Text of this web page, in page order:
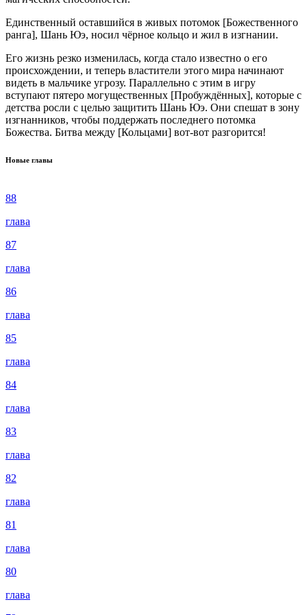
Единственный оставшийся в живых потомок [Божественного
ранга], Шань Юэ, носил чёрное кольцо и жил в изгнании.
Его жизнь резко изменилась, когда стало известно о его
происхождении, и теперь властители этого мира начинают
видеть в мальчике угрозу. Параллельно с этим в игру
вступают пятеро могущественных [Пробуждённых], которые с
детства росли с целью защитить Шань Юэ. Они спешат в зону
изгнанников, чтобы поддержать последнего потомка
Божества. Битва между [Кольцами] вот-вот разгорится!
Новые главы
88
глава
87
глава
86
глава
85
глава
84
глава
83
глава
82
глава
81
глава
80
глава